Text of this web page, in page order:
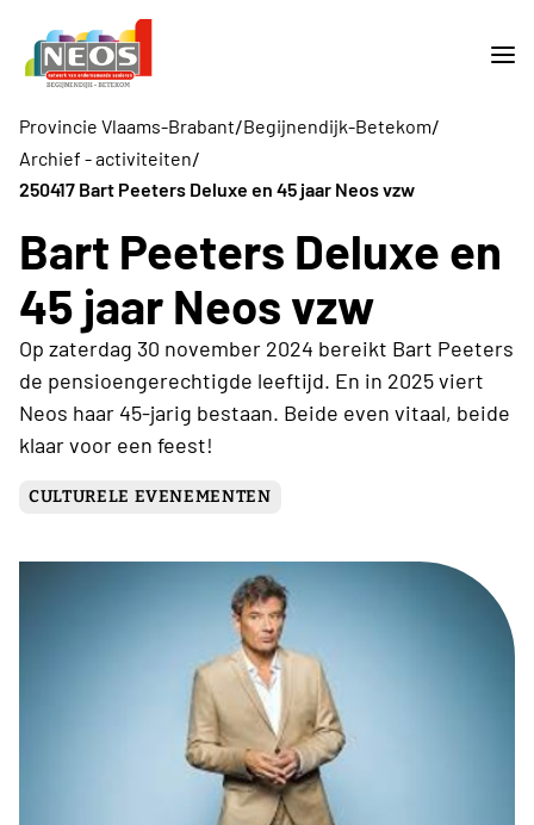
Provincie Vlaams-Brabant/Begijnendijk-Betekom/
Archief - activiteiten/
250417 Bart Peeters Deluxe en 45 jaar Neos vzw
Bart Peeters Deluxe en
45 jaar Neos vzw
Op zaterdag 30 november 2024 bereikt Bart Peeters
de pensioengerechtigde leeftijd. En in 2025 viert
Neos haar 45-jarig bestaan. Beide even vitaal, beide
klaar voor een feest!
CULTURELE EVENEMENTEN